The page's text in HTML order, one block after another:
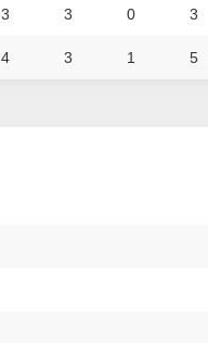
3 3 0 3
4 3 1 5